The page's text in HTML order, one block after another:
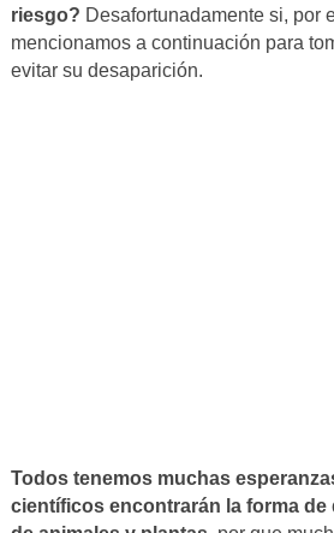
riesgo? Desafortunadamente si, por
mencionamos a continuación para
evitar su desaparición.
Todos tenemos muchas
científicos encontrarán la forma de